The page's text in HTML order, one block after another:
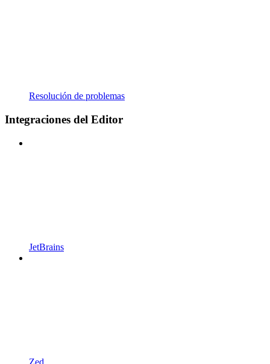
Resolución de problemas
Integraciones del Editor
JetBrains
Zed